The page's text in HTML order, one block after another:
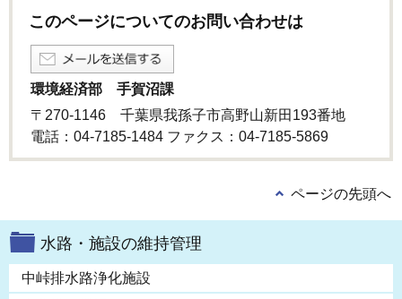
このページについてのお問い合わせは
環境経済部 手賀沼課
〒270-1146 千葉県我孫子市高野山新田193番地
電話：04-7185-1484 ファクス：04-7185-5869
ページの先頭へ
水路・施設の維持管理
中峠排水路浄化施設